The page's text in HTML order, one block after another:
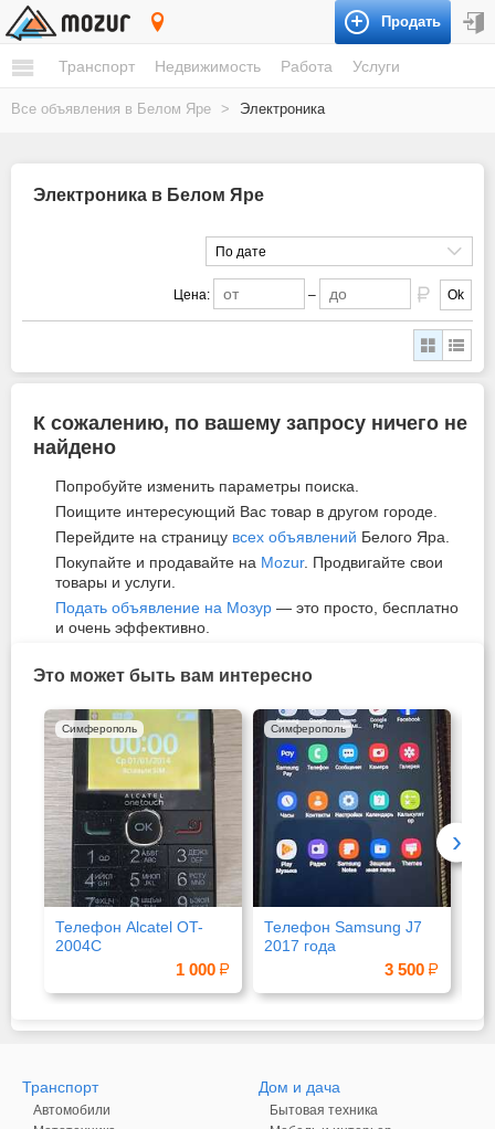
Продать
Транспорт Недвижимость Работа Услуги
Все объявления в Белом Яре > Электроника
Электроника в Белом Яре
По дате
Цена: – Ok
К сожалению, по вашему запросу ничего не
найдено
Попробуйте изменить параметры поиска.
Поищите интересующий Вас товар в другом городе.
Перейдите на страницу всех объявлений Белого Яра.
Покупайте и продавайте на Mozur. Продвигайте свои
товары и услуги.
Подать объявление на Мозур — это просто, бесплатно
и очень эффективно.
Это может быть вам интересно
Телефон Alcatel OT-
2004C
1 000
Симферополь
Телефон Samsung J7
2017 года
3 500
Симферополь
›
Транспорт
Автомобили
Дом и дача
Бытовая техника